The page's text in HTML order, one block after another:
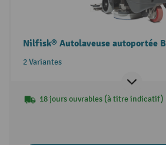
Nilfisk® Autolaveuse autoportée
2 Variantes
18 jours ouvrables (à titre indicatif)